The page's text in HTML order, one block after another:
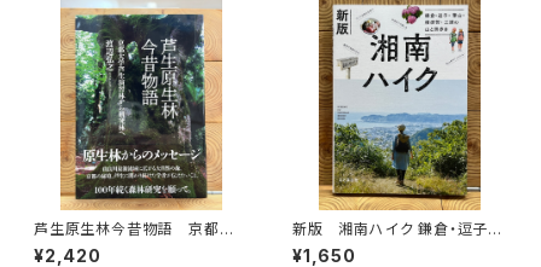
芦生原生林今昔物語 京都大
学芦生演習林から研究林へ
¥2,420
新版 湘南ハイク 鎌倉・逗子・
葉山・横須賀・三浦の山と海歩き
¥1,650